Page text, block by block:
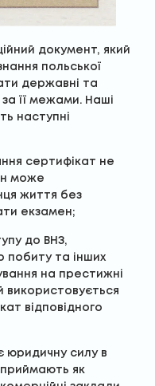
документ, який
польської
державні та
її межами. Наші
наступні
сертифікат не
може
життя без
екзамен;
до ВНЗ,
побиту та інших
на престижні
використовується
відповідного
юридичну силу в
приймають як